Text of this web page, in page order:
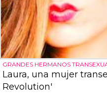
GRANDES HERMANOS
Laura, una mujer
Revolution'